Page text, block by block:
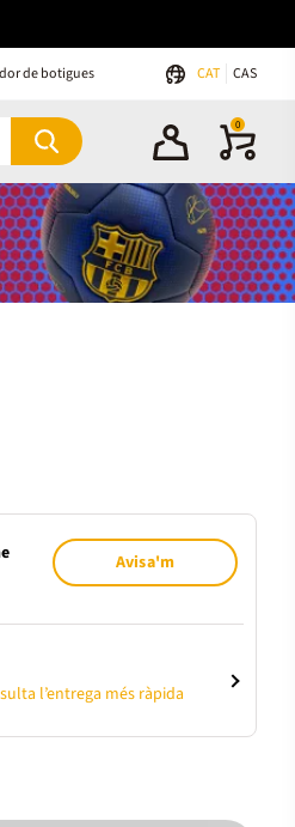
de botigues CAT CAS
0
Avisa'm
l’entrega més ràpida